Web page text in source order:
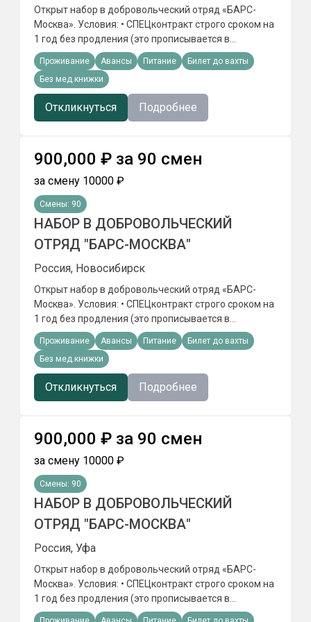
заболеваний.
Открыт набор в добровольческий отряд «БАРС-
Москва». Условия: • СПЕЦконтракт строго сроком на
1 год без продления (это прописывается в
документах). • Служба проходит в Москве,
Московской области или Калужской области
(регион выбирается заранее и фиксируется в
контракте). • Питание и проживание
предоставляются. • По окончании контракта
социальные гарантии. •Для граждан призывного
возраста: 1 год службы в отряде «БАРС-Москва»
засчитывается вместо прохождения срочной
военной службы. •Ежемесячное денежное
обеспечение от 220 000₽ •Право на получение
земельного участка. Требования: • Возраст до 50
лет. • Хорошая физическая форма. • Отсутствие
Отсутствие хронических и венерических
заболеваний.
Проживание Авансы Питание
Билет до вахты
Без мед.книжки
Откликнуться Подробнее
НАБОР В ДОБРОВОЛЬЧЕСКИЙ
ОТРЯД "БАРС-МОСКВА"
Россия, Новосибирск
Открыт набор в добровольческий отряд «БАРС-
Москва». Условия: • СПЕЦконтракт строго сроком на
1 год без продления (это прописывается в
документах). • Служба проходит в Москве,
Московской области или Калужской области
(регион выбирается заранее и фиксируется в
контракте). • Питание и проживание
предоставляются. • По окончании контракта
социальные гарантии. •Для граждан призывного
возраста: 1 год службы в отряде «БАРС-Москва»
засчитывается вместо прохождения срочной
военной службы. •Ежемесячное денежное
обеспечение от 220 000₽ •Право на получение
земельного участка. Требования: • Возраст до 50
лет. • Хорошая физическая форма. • Отсутствие
Отсутствие хронических и венерических
заболеваний.
Проживание Авансы Питание
Билет до вахты
Без мед.книжки
Откликнуться Подробнее
900,000 ₽ за 90 смен
за смену 10000 ₽
Смены: 90
НАБОР В ДОБРОВОЛЬЧЕСКИЙ
ОТРЯД "БАРС-МОСКВА"
Россия, Уфа
Открыт набор в добровольческий отряд «БАРС-
Москва». Условия: • СПЕЦконтракт строго сроком на
1 год без продления (это прописывается в
документах). • Служба проходит в Москве,
900,000 ₽ за 90 смен
за смену 10000 ₽
Смены: 90